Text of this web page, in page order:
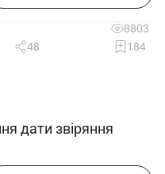
8803
48 184
дати звіряння